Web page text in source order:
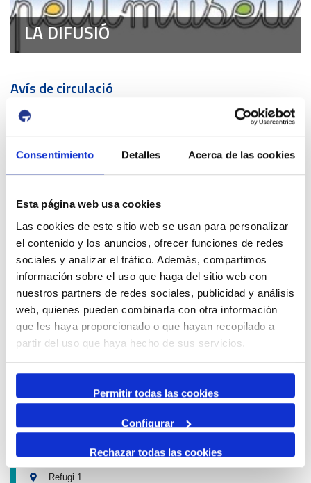
Consentimiento Detalles Acerca de las cookies
Esta página web usa cookies
Las cookies de este sitio web se usan para personalizar
el contenido y los anuncios, ofrecer funciones de redes
sociales y analizar el tráfico. Además, compartimos
información sobre el uso que haga del sitio web con
nuestros partners de redes sociales, publicidad y análisis
web, quienes pueden combinarla con otra información
que les haya proporcionado o que hayan recopilado a
partir del uso que haya hecho de sus servicios.
Permitir todas las cookies
Configurar
Rechazar todas las cookies
LA DIFUSIÓ
Avís de circulació
16:00-01:00
Km 0
4 Juliol 2026
Exposició | Biennal d'Art contemporani gastronòmic de
Cambrils
Tinglado 2
10 Juliol 2026
23 Agost 2026
Exposició | Boscos. Cartografies del temps i del gest
Refugi 1
23 Agost 2026
Refugi 1